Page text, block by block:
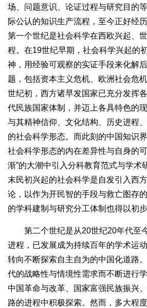
场、问题意识、论证过程与研究目的
际公认的知识生产流程，至今正好经
第一个世纪是社会科学在西欧兴起、
程。在19世纪早期，社会科学兴起的
神，用经验可观察的实证手段来化解
题，包括资本主义危机、欧洲社会危
世纪初，西方诸早发国家已充分发挥
代民族国家体制，并迈上各具特色的
与其精神信仰、文化结构、历史进程
的社会科学形态。而此刻的中国知识
社会科学形态的内在差异性与自身的
渐”的大潮中引入分科教育范式与学术
末民初兴起的社会科学是自发引入西
论，以作为开民智的手段与救亡图存
的学科建制与研究分工体制也得以初步
第二个世纪是从20世纪20年代至
进程，已发展成为持续百年的学术运
转向不断探索自主自为的中国化道路
代的战略性与情境性需求而不断进行
中国革命与改革、国家富强民族振兴
路的进程中积极探索。然而，多大程